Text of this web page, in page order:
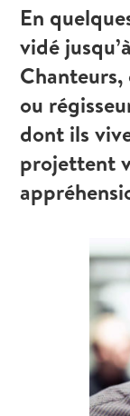
En
vidé
ou
dont ils
projettent